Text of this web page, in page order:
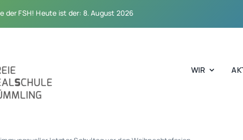
der FSH! Heute ist der: 8. August 2026
WIR